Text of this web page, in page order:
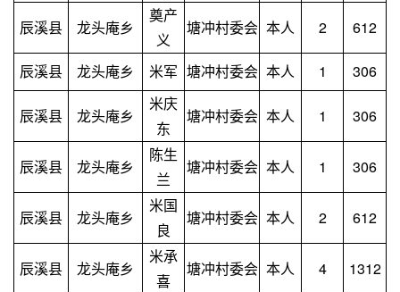
辰溪县 龙头庵乡
奠产
义
塘冲村委会 本人 2 612
辰溪县 龙头庵乡 米军 塘冲村委会 本人 1 306
辰溪县 龙头庵乡
米庆
东
塘冲村委会 本人 1 306
辰溪县 龙头庵乡
陈生
兰
塘冲村委会 本人 1 306
辰溪县 龙头庵乡
米国
良
塘冲村委会 本人 2 612
辰溪县 龙头庵乡
米承
喜
塘冲村委会 本人 4 1312